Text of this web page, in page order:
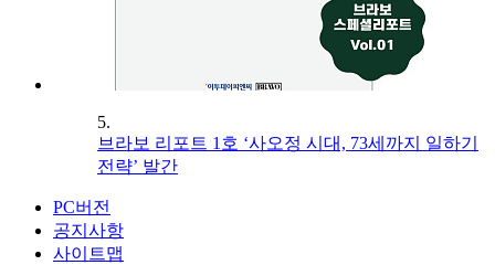
5.
브라보 리포트 1호 ‘사오정 시대, 73세까지 일하기
전략’ 발간
PC버전
공지사항
사이트맵